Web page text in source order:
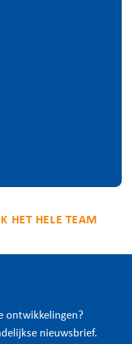
HET HELE TEAM
ontwikkelingen?
nieuwsbrief.